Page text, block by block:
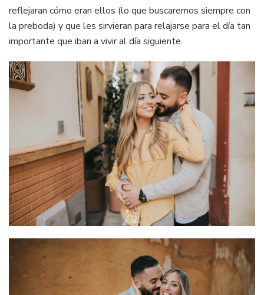
reflejaran cómo eran ellos (lo que buscaremos siempre con
la preboda) y que les sirvieran para relajarse para el día tan
importante que iban a vivir al día siguiente.